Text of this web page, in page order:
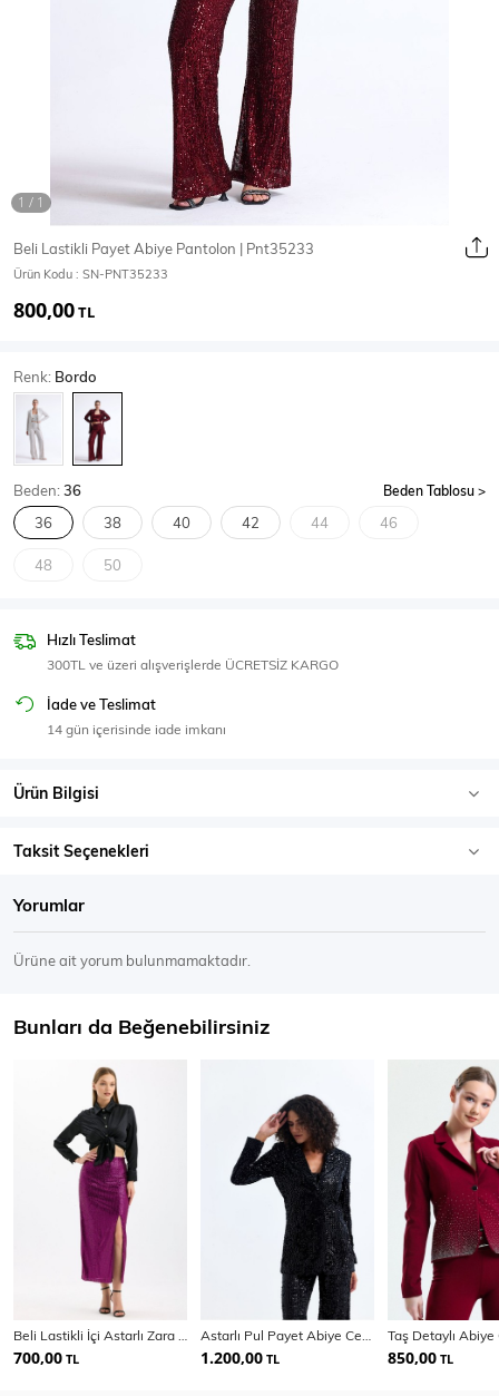
Mont & Kaban
T-Shirt
Body
SPOR GİYİM
Eşofman Üstü
Beli Lastikli Payet Abiye Pantolon | Pnt35233
Ürün Kodu : SN-PNT35233
800,00TL
Renk: Bordo
Beden:36 Beden Tablosu
36 38 40 42 44 46
48 50
Hızlı Teslimat
300TL ve üzeri alışverişlerde ÜCRETSİZ KARGO
İade ve Teslimat
14 gün içerisinde iade imkanı
Ürün Bilgisi
Taksit Seçenekleri
Yorumlar
Ürüne ait yorum bulunmamaktadır.
Bunları da Beğenebilirsiniz
700,00 TL 1.200,00 TL 850,00 TL